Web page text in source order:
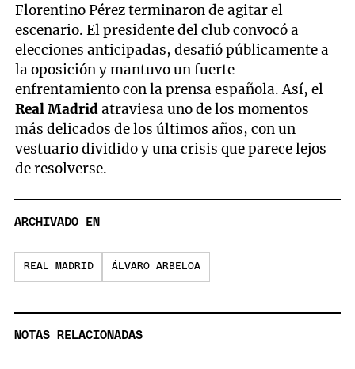
Florentino Pérez terminaron de agitar el
escenario. El presidente del club convocó a
elecciones anticipadas, desafió públicamente a
la oposición y mantuvo un fuerte
enfrentamiento con la prensa española. Así, el
Real Madridatraviesa uno de los momentos
más delicados de los últimos años, con un
vestuario dividido y una crisis que parece lejos
de resolverse.
ARCHIVADO EN
REAL MADRID ÁLVARO ARBELOA
NOTAS RELACIONADAS